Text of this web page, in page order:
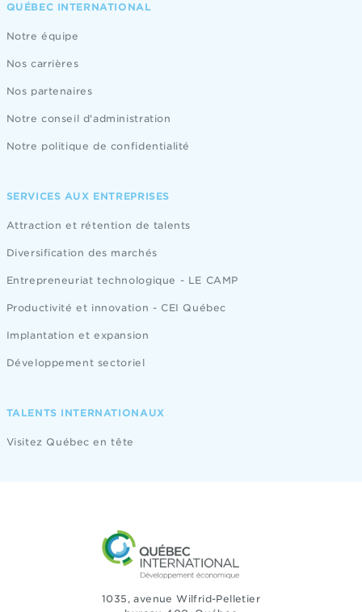
QUÉBEC INTERNATIONAL
Notre équipe
Nos carrières
Nos partenaires
Notre conseil d'administration
Notre politique de confidentialité
SERVICES AUX ENTREPRISES
Attraction et rétention de talents
Diversification des marchés
Entrepreneuriat technologique - LE CAMP
Productivité et innovation - CEI Québec
Implantation et expansion
Développement sectoriel
TALENTS INTERNATIONAUX
Visitez Québec en tête
1035, avenue Wilfrid-Pelletier